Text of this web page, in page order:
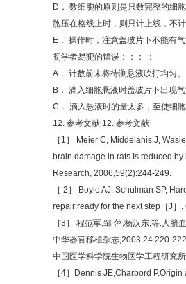
D ． 数细胞的原则是只数完整的细
胞压在格线上时，则只计上线，不
E ． 操作时，注意盖玻片下不能有
初学者易犯的错误：：：
：
A ． 计数前未将待测悬液吹打均匀。
B ． 滴入细胞悬液时盖玻片下出现
C ． 滴入悬液时的量太多，至使细
12. 参考文献 12. 参考文献
［ 1 ］
Meier C, Middelanis J,
brain damage in rats Is reduced
Research, 2006,59(2):244-249.
［ 2 ］
Boyle AJ, Schulman SP,
repair:ready for the next step ［J ］ .
［3 ］ 程范军,邹 萍,杨汉东,等.人脐
中华器官移植杂志,2003,24:220-
中国医学科学院生物医学工程研究
［4］
Dennis JE,Charbord